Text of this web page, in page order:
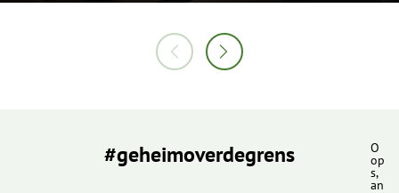
#geheimoverdegrens O
op
s,
an